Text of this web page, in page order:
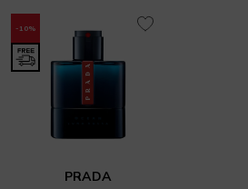
-10%
PRADA